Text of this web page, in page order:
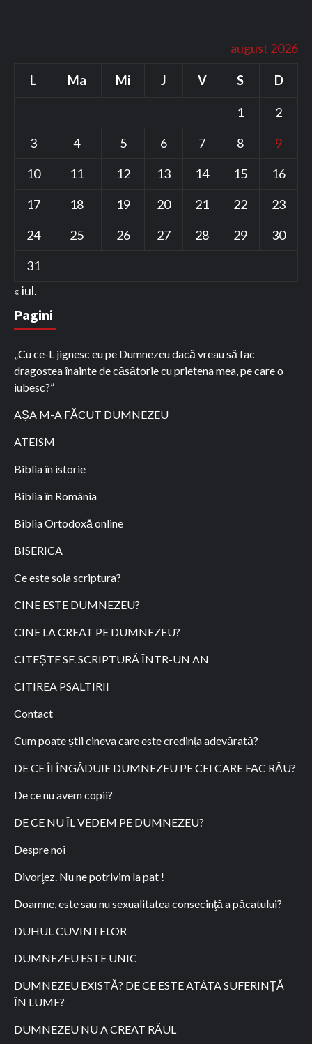
august 2026
L Ma Mi J V S D
1
2
3
4 5 6 7 8
9
10
11 12 13 14 15
16
17
18 19 20 21 22
23
24
25 26 27 28 29
30
31
« iul.
Pagini
„Cu ce-L jignesc eu pe Dumnezeu dacă vreau să fac
dragostea înainte de căsătorie cu prietena mea, pe care o
iubesc?”
AȘA M-A FĂCUT DUMNEZEU
ATEISM
Biblia în istorie
Biblia în România
Biblia Ortodoxă online
BISERICA
Ce este sola scriptura?
CINE ESTE DUMNEZEU?
CINE LA CREAT PE DUMNEZEU?
CITEȘTE SF. SCRIPTURĂ ÎNTR-UN AN
CITIREA PSALTIRII
Contact
Cum poate știi cineva care este credința adevărată?
DE CE ÎI ÎNGĂDUIE DUMNEZEU PE CEI CARE FAC RĂU?
De ce nu avem copii?
DE CE NU ÎL VEDEM PE DUMNEZEU?
Despre noi
Divorţez. Nu ne potrivim la pat !
Doamne, este sau nu sexualitatea consecinţă a păcatului?
DUHUL CUVINTELOR
DUMNEZEU ESTE UNIC
DUMNEZEU EXISTĂ? DE CE ESTE ATÂTA SUFERINȚĂ
ÎN LUME?
DUMNEZEU NU A CREAT RĂUL